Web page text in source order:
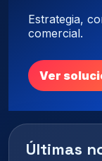
Estrategia,
comercial.
Ver
Últimas